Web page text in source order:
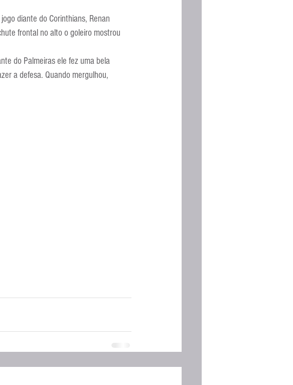
diante do Corinthians, Renan
frontal no alto o goleiro mostrou
do Palmeiras ele fez uma bela
a defesa. Quando mergulhou,